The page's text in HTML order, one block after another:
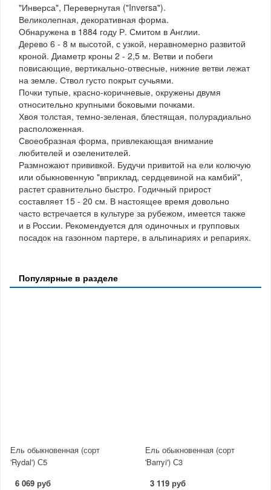
"Инверса", Перевернутая ("Inversa").
Великолепная, декоративная форма.
Обнаружена в 1884 году Р. Смитом в Англии.
Дерево 6 - 8 м высотой, с узкой, неравномерно развитой
кроной. Диаметр кроны 2 - 2,5 м. Ветви и побеги
повисающие, вертикально-отвесные, нижние ветви лежат
на земле. Ствол густо покрыт сучьями.
Почки тупые, красно-коричневые, окружены двумя
относительно крупными боковыми почками.
Хвоя толстая, темно-зеленая, блестящая, полурадиально
расположенная.
Своеобразная форма, привлекающая внимание
любителей и озеленителей.
Размножают прививкой. Будучи привитой на ели колючую
или обыкновенную "вприклад, сердцевиной на камбий",
растет сравнительно быстро. Годичный прирост
составляет 15 - 20 см. В настоящее время довольно
часто встречается в культуре за рубежом, имеется также
и в России. Рекомендуется для одиночных и групповых
посадок на газонном партере, в альпинариях и репариях.
Популярные в разделе
Ель обыкновенная (сорт
'Rydal') С5
6 069 руб
Ель обыкновенная (сорт
'Barryi') С3
3 119 руб